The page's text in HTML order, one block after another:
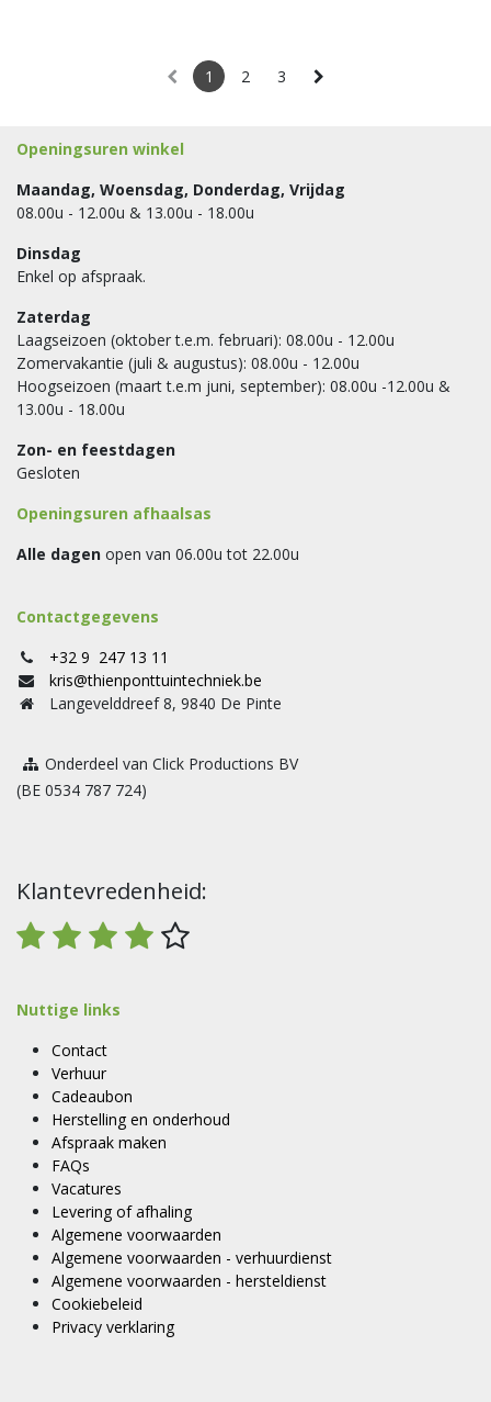
1 2 3
Openingsuren winkel
Maandag, Woensdag, Donderdag, Vrijdag
08.00u - 12.00u & 13.00u - 18.00u
Dinsdag
Enkel op afspraak.
Zaterdag
Laagseizoen (oktober t.e.m. februari): 08.00u - 12.00u
Zomervakantie (juli & augustus): 08.00u - 12.00u
Hoogseizoen (maart t.e.m juni, september): 08.00u -12.00u &
13.00u - 18.00u
Zon- en feestdagen
Gesloten
Openingsuren afhaalsas
Alle dagen open van 06.00u tot 22.00u
Contactgegevens
+32 9 247 13 11
kris@thienponttuintechniek.be
Langevelddreef 8, 9840 De Pinte
Onderdeel van Click Productions BV
(BE 0534 787 724)
Klantevredenheid:
Nuttige links
Contact
Verhuur
Cadeaubon
Herstelling en onderhoud
Afspraak maken
FAQs
Vacatures
Levering of afhaling
Algemene voorwaarden
Algemene voorwaarden - verhuurdienst
Algemene voorwaarden - hersteldienst
Cookiebeleid
Privacy verklaring